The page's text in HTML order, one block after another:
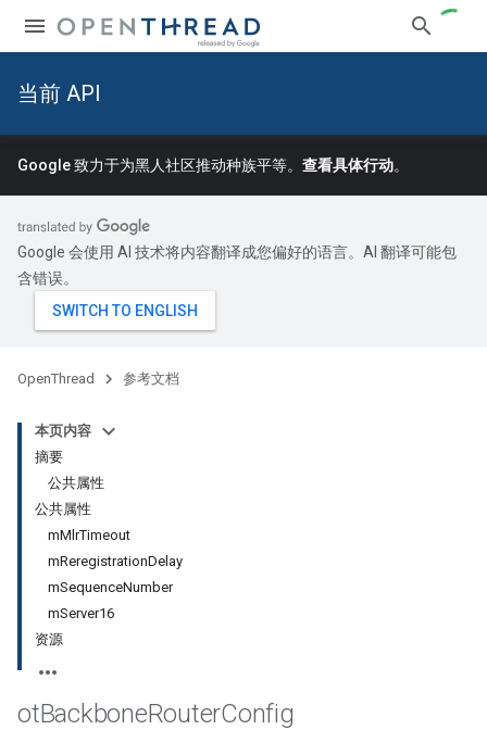
当前 API
Google 致力于为黑人社区推动种族平等。 查看具体行动。
Google 会使用 AI 技术将内容翻译成您偏好的语言。AI 翻译可能包
含错误。
OpenThread 参考文档
本页内容
摘要
公共属性
公共属性
mMlrTimeout
mReregistrationDelay
mSequenceNumber
mServer16
资源
otBackboneRouterConfig